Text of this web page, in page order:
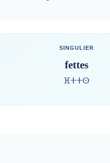
SINGULIER
fettes
ⴼⵜⵜⵙ